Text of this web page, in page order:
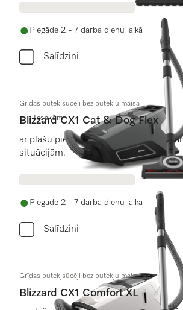
Piegāde 2 - 7 darba dienu laikā
Salīdzini
Iesakām
Grīdas putekļsūcēji bez putekļu maisa
Blizzard CX1 Cat & Dog Flex
ar plašu piederumu klāstu gandrīz
situācijām.
Piegāde 2 - 7 darba dienu laikā
Salīdzini
Grīdas putekļsūcēji bez putekļu maisa
Blizzard CX1 Comfort XL